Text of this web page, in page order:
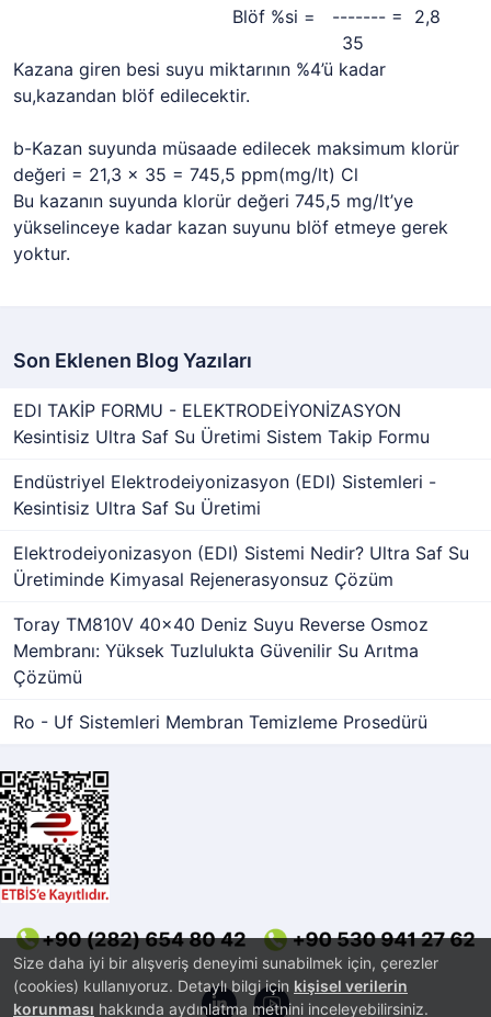
Size daha iyi bir alışveriş deneyimi sunabilmek için, çerezler
(cookies) kullanıyoruz. Detaylı bilgi için kişisel verilerin
korunması hakkında aydınlatma metnini inceleyebilirsiniz.
Blöf %si = ------- = 2,8
35
Kazana giren besi suyu miktarının %4’ü kadar
su,kazandan blöf edilecektir.
b-Kazan suyunda müsaade edilecek maksimum klorür
değeri = 21,3 x 35 = 745,5 ppm(mg/lt) Cl
Bu kazanın suyunda klorür değeri 745,5 mg/lt’ye
yükselinceye kadar kazan suyunu blöf etmeye gerek
yoktur.
Son Eklenen Blog Yazıları
EDI TAKİP FORMU - ELEKTRODEİYONİZASYON
Kesintisiz Ultra Saf Su Üretimi Sistem Takip Formu
Endüstriyel Elektrodeiyonizasyon (EDI) Sistemleri -
Kesintisiz Ultra Saf Su Üretimi
Elektrodeiyonizasyon (EDI) Sistemi Nedir? Ultra Saf Su
Üretiminde Kimyasal Rejenerasyonsuz Çözüm
Toray TM810V 40x40 Deniz Suyu Reverse Osmoz
Membranı: Yüksek Tuzlulukta Güvenilir Su Arıtma
Çözümü
Ro - Uf Sistemleri Membran Temizleme Prosedürü